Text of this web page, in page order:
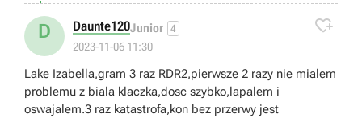
D Daunte120Junior 4
2023-11-06 11:30

Lake Izabella,gram 3 raz RDR2,pierwsze 2 razy nie mialem
problemu z biala klaczka,dosc szybko,lapalem i
oswajalem.3 raz katastrofa,kon bez przerwy jest